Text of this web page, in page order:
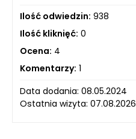
Ilość odwiedzin: 938
Ilość kliknięć: 0
Ocena: 4
Komentarzy: 1
Data dodania: 08.05.2024
Ostatnia wizyta: 07.08.2026